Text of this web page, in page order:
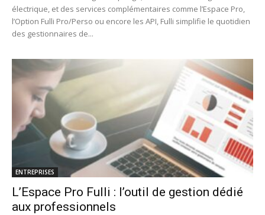
électrique, et des services complémentaires comme l’Espace Pro,
l’Option Fulli Pro/Perso ou encore les API, Fulli simplifie le quotidien
des gestionnaires de...
ENTREPRISES
L’Espace Pro Fulli : l’outil de gestion dédié
aux professionnels